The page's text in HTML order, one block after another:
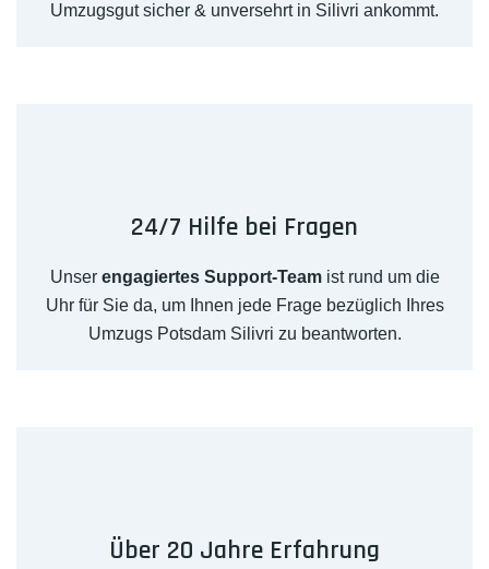
Umzugsgut sicher & unversehrt in Silivri ankommt.
24/7 Hilfe bei Fragen
Unser engagiertes Support-Teamist rund um die
Uhr für Sie da, um Ihnen jede Frage bezüglich Ihres
Umzugs Potsdam Silivri zu beantworten.
Über 20 Jahre Erfahrung